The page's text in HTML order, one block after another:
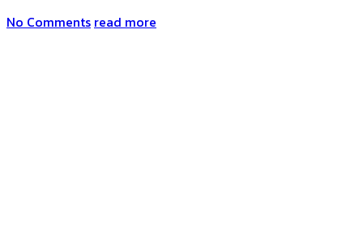
No Comments read more